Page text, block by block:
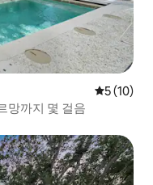
평점 5점
5 (10)
망까지 몇 걸음